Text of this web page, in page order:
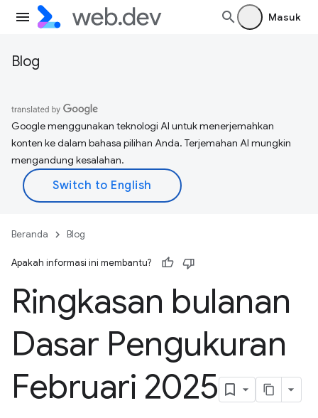
Masuk
Blog
Google menggunakan teknologi AI untuk menerjemahkan
konten ke dalam bahasa pilihan Anda. Terjemahan AI mungkin
mengandung kesalahan.
Beranda Blog
Apakah informasi ini membantu?
Ringkasan bulanan
Dasar Pengukuran
Februari 2025